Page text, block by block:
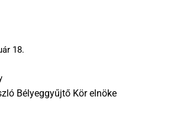
18.
Bélyeggyűjtő Kör elnöke